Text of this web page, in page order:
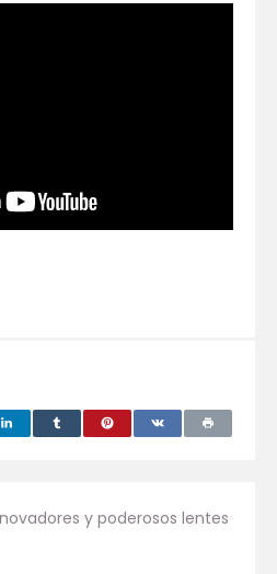
y poderosos lentes